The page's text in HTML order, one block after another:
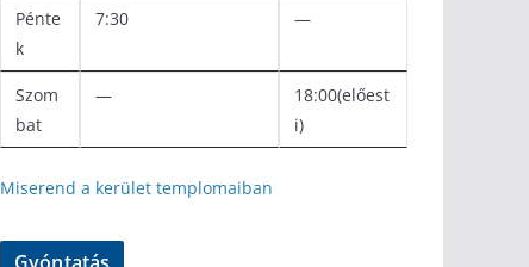
Pénte
k
7:30 —
Szom
bat
—
18:00(előest
i)
Miserend a kerület templomaiban